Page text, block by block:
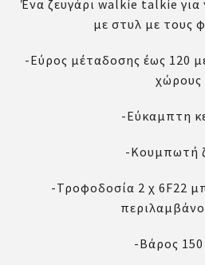
Ένα ζευγάρι walkie talkie για
με στυλ με τους
-Εύρος μέταδοσης έως 120
χώρους
-Εύκαμπτη
-Κουμπωτή
-Τροφοδοσία 2 χ 6F22
-Βάρος 150